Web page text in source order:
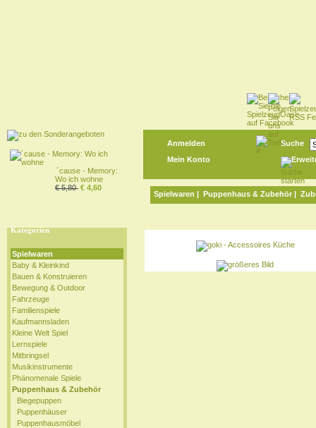
´cause - Memory:
Wo ich wohne
€ 5,80 € 4,60
Anmelden
Mein Konto
Suche
Spielwaren | Puppenhaus & Zubehör |
Kategorien
Spielwaren
Baby & Kleinkind
Bauen & Konstruieren
Bewegung & Outdoor
Fahrzeuge
Familienspiele
Kaufmannsladen
Kleine Welt Spiel
Lernspiele
Mitbringsel
Musikinstrumente
Phänomenale Spiele
Puppenhaus & Zubehör
Biegepuppen
Puppenhäuser
Puppenhausmöbel